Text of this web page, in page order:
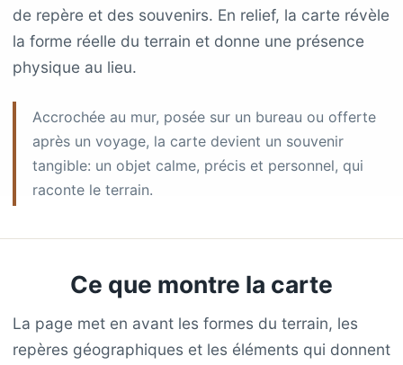
de repère et des souvenirs. En relief, la carte révèle
la forme réelle du terrain et donne une présence
physique au lieu.
Accrochée au mur, posée sur un bureau ou offerte
après un voyage, la carte devient un souvenir
tangible: un objet calme, précis et personnel, qui
raconte le terrain.
Ce que montre la carte
La page met en avant les formes du terrain, les
repères géographiques et les éléments qui donnent